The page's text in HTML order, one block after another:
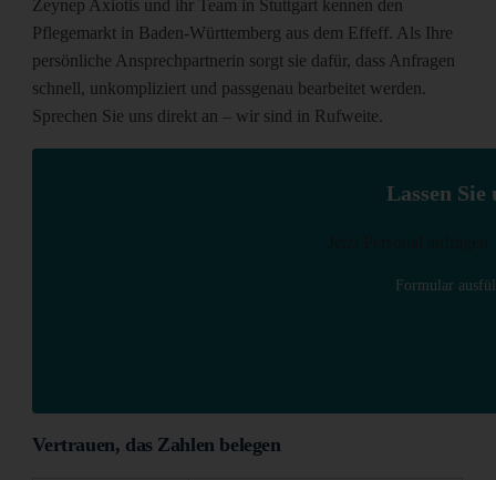
Zeynep Axiotis und ihr Team in Stuttgart kennen den
Pflegemarkt in Baden-Württemberg aus dem Effeff. Als Ihre
persönliche Ansprechpartnerin sorgt sie dafür, dass Anfragen
schnell, unkompliziert und passgenau bearbeitet werden.
Sprechen Sie uns direkt an – wir sind in Rufweite.
Lassen
Formular
Vertrauen, das Zahlen belegen